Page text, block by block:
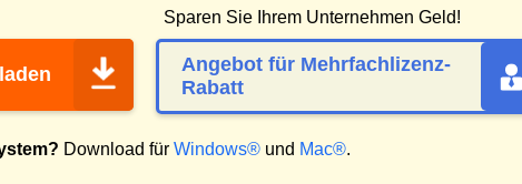
Sparen Sie Ihrem Unternehmen Geld!
Angebot für Mehrfachlizenz-
Rabatt
Download für Windows®und Mac®.